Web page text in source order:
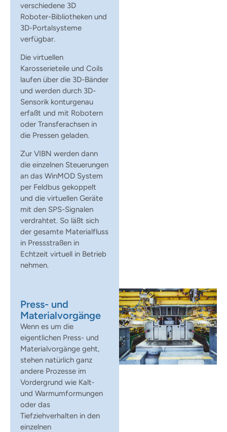
verschiedene 3D
Roboter-Bibliotheken und
3D-Portalsysteme
verfügbar.
Die virtuellen
Karosserieteile und Coils
laufen über die 3D-Bänder
und werden durch 3D-
Sensorik konturgenau
erfaßt und mit Robotern
oder Transferachsen in
die Pressen geladen.
Zur VIBN werden dann
die einzelnen Steuerungen
an das WinMOD System
per Feldbus gekoppelt
und die virtuellen Geräte
mit den SPS-Signalen
verdrahtet. So läßt sich
der gesamte Materialfluss
in Pressstraßen in
Echtzeit virtuell in Betrieb
nehmen.
Press- und
Materialvorgänge
Wenn es um die
eigentlichen Press- und
Materialvorgänge geht,
stehen natürlich ganz
andere Prozesse im
Vordergrund wie Kalt‑
und Warmumformungen
oder das
Tiefziehverhalten in den
einzelnen